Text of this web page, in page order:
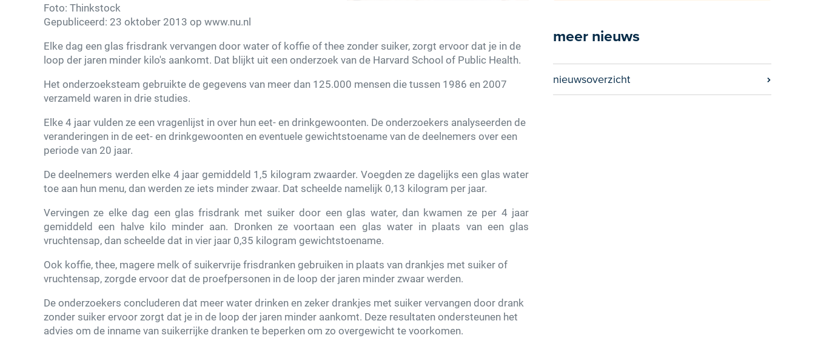
Foto: Thinkstock
Gepubliceerd: 23 oktober 2013 op www.nu.nl
Elke dag een glas frisdrank vervangen door water of koffie of thee zonder suiker, zorgt ervoor dat je in de
loop der jaren minder kilo's aankomt. Dat blijkt uit een onderzoek van de Harvard School of Public Health.
Het onderzoeksteam gebruikte de gegevens van meer dan 125.000 mensen die tussen 1986 en 2007
verzameld waren in drie studies.
Elke 4 jaar vulden ze een vragenlijst in over hun eet- en drinkgewoonten. De onderzoekers analyseerden de
veranderingen in de eet- en drinkgewoonten en eventuele gewichtstoename van de deelnemers over een
periode van 20 jaar.
De deelnemers werden elke 4 jaar gemiddeld 1,5 kilogram zwaarder. Voegden ze dagelijks een glas water
toe aan hun menu, dan werden ze iets minder zwaar. Dat scheelde namelijk 0,13 kilogram per jaar.
Vervingen ze elke dag een glas frisdrank met suiker door een glas water, dan kwamen ze per 4 jaar
gemiddeld een halve kilo minder aan. Dronken ze voortaan een glas water in plaats van een glas
vruchtensap, dan scheelde dat in vier jaar 0,35 kilogram gewichtstoename.
Ook koffie, thee, magere melk of suikervrije frisdranken gebruiken in plaats van drankjes met suiker of
vruchtensap, zorgde ervoor dat de proefpersonen in de loop der jaren minder zwaar werden.
De onderzoekers concluderen dat meer water drinken en zeker drankjes met suiker vervangen door drank
zonder suiker ervoor zorgt dat je in de loop der jaren minder aankomt. Deze resultaten ondersteunen het
advies om de inname van suikerrijke dranken te beperken om zo overgewicht te voorkomen.
meer nieuws
nieuwsoverzicht